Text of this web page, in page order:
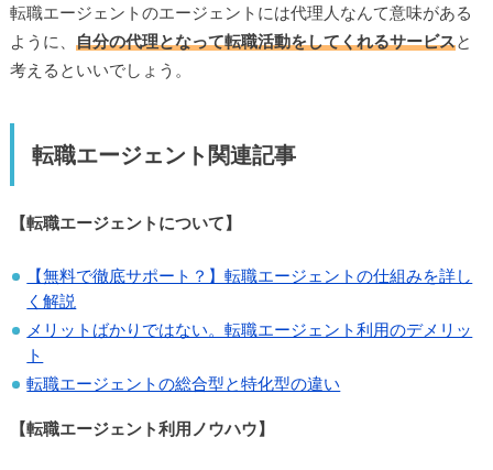
転職エージェントのエージェントには代理人なんて意味がある
ように、 自分の代理となって転職活動をしてくれるサービスと
考えるといいでしょう。
転職エージェント関連記事
【転職エージェントについて】
【無料で徹底サポート？】転職エージェントの仕組みを詳し
く解説
メリットばかりではない。転職エージェント利用のデメリッ
ト
転職エージェントの総合型と特化型の違い
【転職エージェント利用ノウハウ】